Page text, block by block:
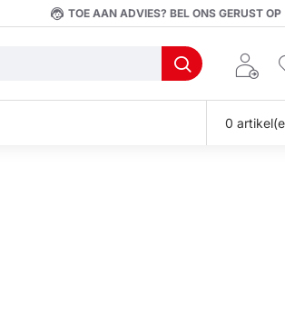
TOE AAN ADVIES? BEL ONS GERUST
0